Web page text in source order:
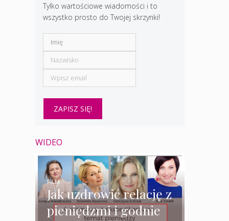
Tylko wartościowe wiadomości i to
wszystko prosto do Twojej skrzynki!
WIDEO
Jak uzdrowić relację z
pieniędzmi i godnie
FILM